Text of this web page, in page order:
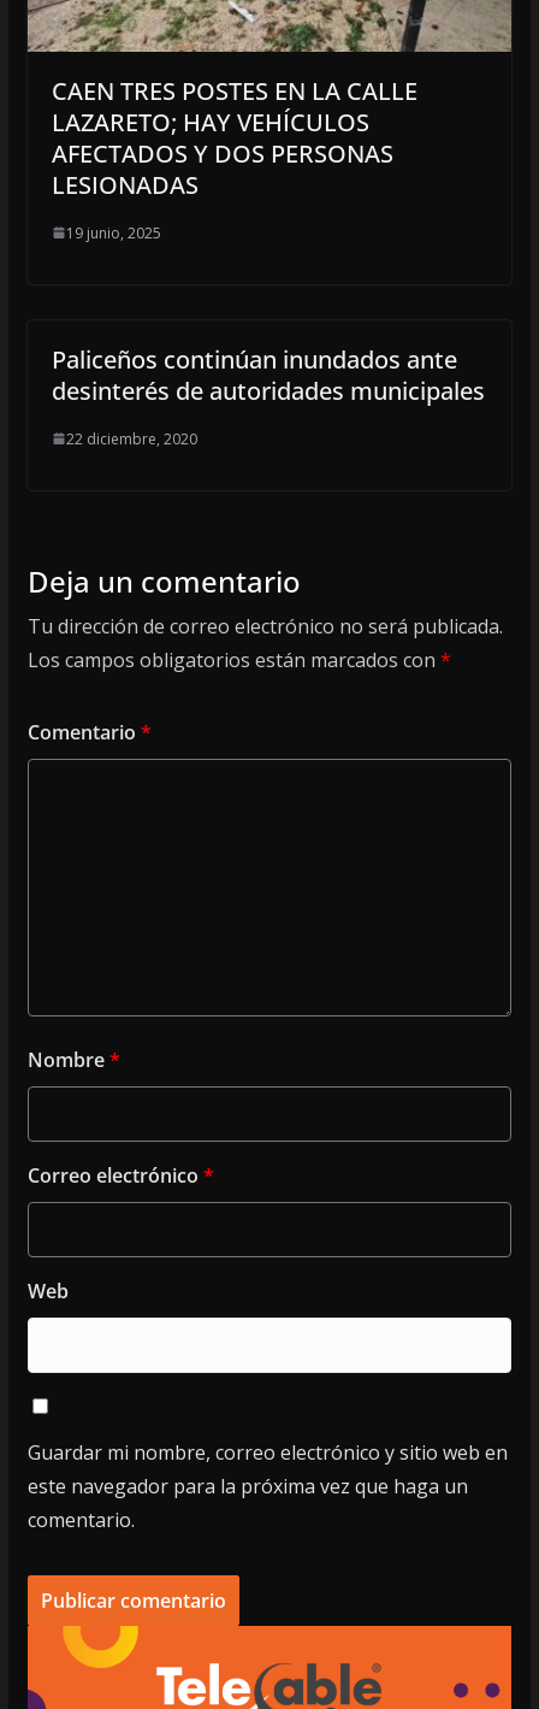
CAEN TRES POSTES EN LA CALLE
LAZARETO; HAY VEHÍCULOS
AFECTADOS Y DOS PERSONAS
LESIONADAS
19 junio, 2025
Paliceños continúan inundados ante
desinterés de autoridades municipales
22 diciembre, 2020
Deja un comentario
Tu dirección de correo electrónico no será publicada.
Los campos obligatorios están marcados con *
Comentario *
Nombre*
Correo electrónico *
Web
Guardar mi nombre, correo electrónico y sitio web en
este navegador para la próxima vez que haga un
comentario.